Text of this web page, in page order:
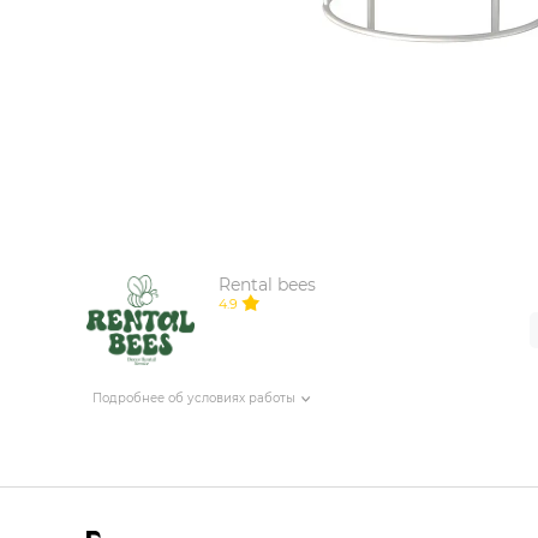
ИЗДЕЛИЯ ДЛЯ КОМФОРТА
Rental bees
4.9
Подробнее об условиях работы